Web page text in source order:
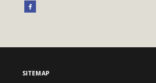
SITEMAP